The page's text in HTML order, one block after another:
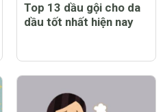
Top 13 dầu gội cho da
dầu tốt nhất hiện nay